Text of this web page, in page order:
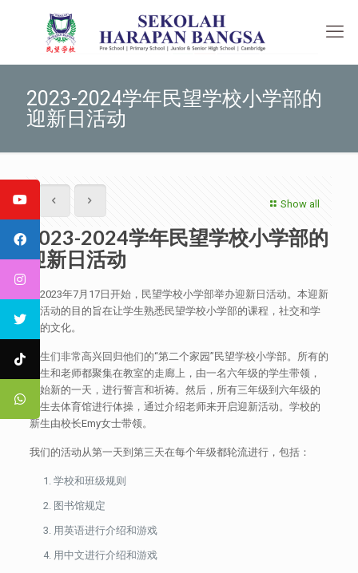
2023-2024学年民望学校小学部的
迎新日活动
Show all
2023-2024学年民望学校小学部的
迎新日活动
于2023年7月17日开始，民望学校小学部举办迎新日活动。本迎新
日活动的目的旨在让学生熟悉民望学校小学部的课程，社交和学
校的文化。
学生们非常高兴回归他们的“第二个家园”民望学校小学部。所有的
学生和老师都聚集在教室的走廊上，由一名六年级的学生带领，
开始新的一天，进行誓言和祈祷。然后，所有三年级到六年级的
学生去体育馆进行体操，通过介绍老师来开启迎新活动。学校的
新生由校长Emy女士带领。
我们的活动从第一天到第三天在每个年级都轮流进行，包括：
学校和班级规则
图书馆规定
用英语进行介绍和游戏
用中文进行介绍和游戏